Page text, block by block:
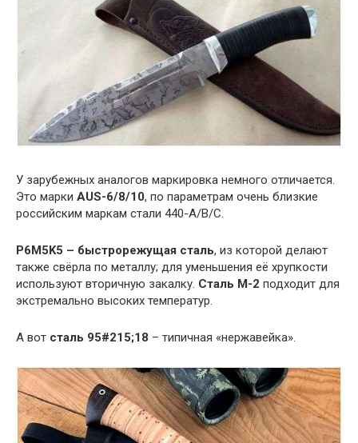
У зарубежных аналогов маркировка немного отличается.
Это марки AUS-6/8/10, по параметрам очень близкие
российским маркам стали 440-А/В/С.
P6M5K5 – быстрорежущая сталь, из которой делают
также свёрла по металлу; для уменьшения её хрупкости
используют вторичную закалку. Сталь М-2 подходит для
экстремально высоких температур.
А вот сталь 95#215;18 – типичная «нержавейка».